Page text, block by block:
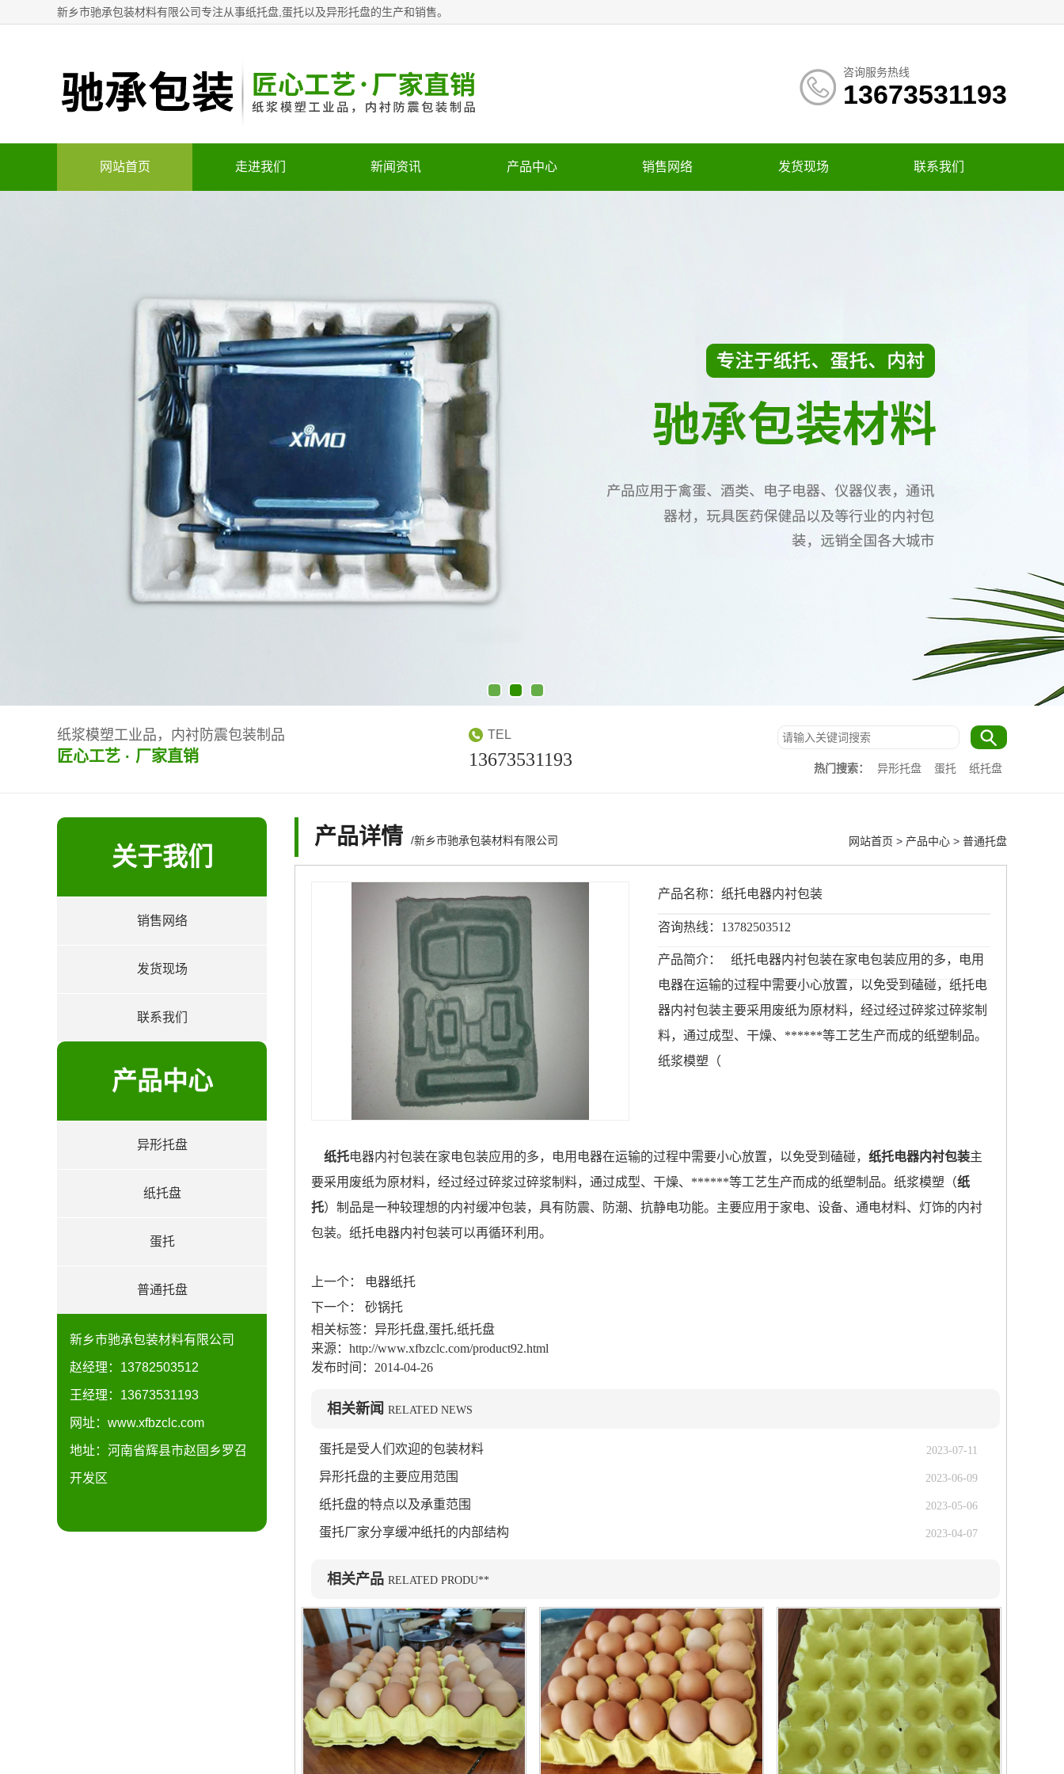
新乡市驰承包装材料有限公司专注从事纸托盘,蛋托以及异形托盘的生产和销售。
咨询服务热线
13673531193
网站首页 走进我们 新闻资讯 产品中心 销售网络 发货现场 联系我们
纸浆模塑工业品，内衬防震包装制品
匠心工艺 · 厂家直销
TEL
13673531193 热门搜索： 异形托盘 蛋托 纸托盘
关于我们
销售网络
发货现场
联系我们
产品中心
异形托盘
纸托盘
蛋托
普通托盘
新乡市驰承包装材料有限公司
赵经理：13782503512
王经理：13673531193
网址：www.xfbzclc.com
地址：河南省辉县市赵固乡罗召
开发区
产品详情 /新乡市驰承包装材料有限公司 网站首页 > 产品中心 > 普通托盘
产品名称：纸托电器内衬包装
咨询热线：13782503512
产品简介： 纸托电器内衬包装在家电包装应用的多，电用
电器在运输的过程中需要小心放置，以免受到磕碰，纸托电
器内衬包装主要采用废纸为原材料，经过经过碎浆过碎浆制
料，通过成型、干燥、******等工艺生产而成的纸塑制品。
纸浆模塑（
纸托电器内衬包装在家电包装应用的多，电用电器在运输的过程中需要小心放置，以免受到磕碰， 纸托电器内衬包装主
要采用废纸为原材料，经过经过碎浆过碎浆制料，通过成型、干燥、******等工艺生产而成的纸塑制品。纸浆模塑（纸
托）制品是一种较理想的内衬缓冲包装，具有防震、防潮、抗静电功能。主要应用于家电、设备、通电材料、灯饰的内衬
包装。纸托电器内衬包装可以再循环利用。
上一个：
电器纸托
下一个：
砂锅托
相关标签：异形托盘,蛋托,纸托盘
来源：http://www.xfbzclc.com/product92.html
发布时间：2014-04-26
相关新闻 RELATED NEWS
蛋托是受人们欢迎的包装材料 2023-07-11
异形托盘的主要应用范围 2023-06-09
纸托盘的特点以及承重范围 2023-05-06
蛋托厂家分享缓冲纸托的内部结构 2023-04-07
相关产品 RELATED PRODU**